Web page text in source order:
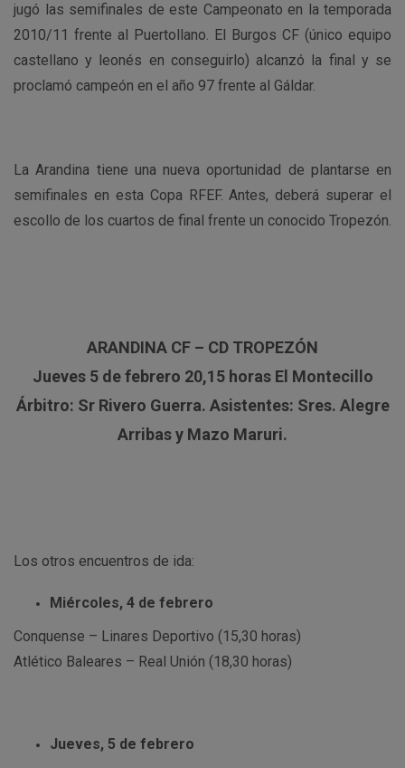
jugó las semifinales de este Campeonato en la temporada
2010/11 frente al Puertollano. El Burgos CF (único equipo
castellano y leonés en conseguirlo) alcanzó la final y se
proclamó campeón en el año 97 frente al Gáldar.
La Arandina tiene una nueva oportunidad de plantarse en
semifinales en esta Copa RFEF. Antes, deberá superar el
escollo de los cuartos de final frente un conocido Tropezón.
ARANDINA CF – CD TROPEZÓN
Jueves 5 de febrero 20,15 horas El Montecillo
Árbitro: Sr Rivero Guerra. Asistentes: Sres. Alegre
Arribas y Mazo Maruri.
Los otros encuentros de ida:
Miércoles, 4 de febrero
Conquense – Linares Deportivo (15,30 horas)
Atlético Baleares – Real Unión (18,30 horas)
Jueves, 5 de febrero